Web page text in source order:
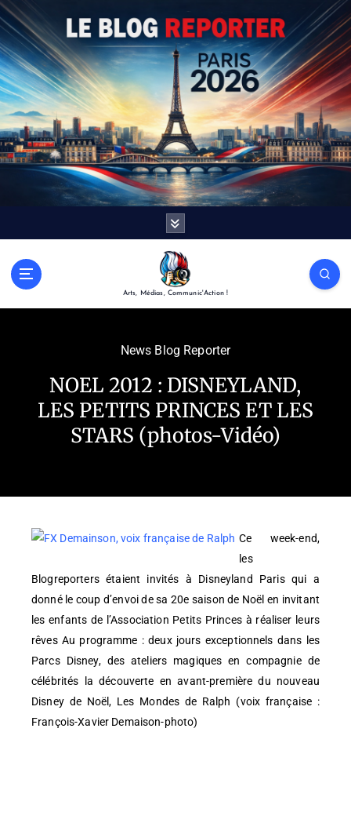
Arts, Médias, Communic'Action !
News Blog Reporter
NOEL 2012 : DISNEYLAND,
LES PETITS PRINCES ET LES
STARS (photos-Vidéo)
Ce week-end,
les
Blogreporters étaient invités à Disneyland Paris qui a
donné le coup d’envoi de sa 20e saison de Noël en invitant
les enfants de l’Association Petits Princes à réaliser leurs
rêves Au programme : deux jours exceptionnels dans les
Parcs Disney, des ateliers magiques en compagnie de
célébrités la découverte en avant-première du nouveau
Disney de Noël, Les Mondes de Ralph (voix française :
François-Xavier Demaison-photo)